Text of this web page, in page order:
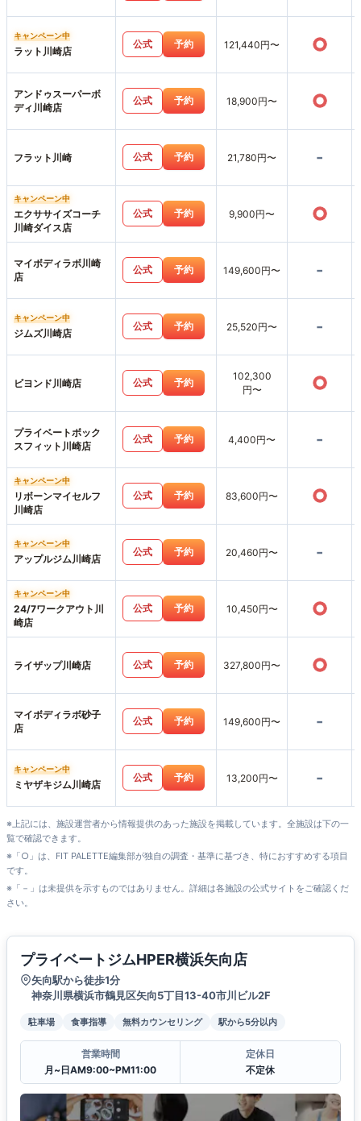
キャンペーン中
ラット川崎店
公式 予約 121,440円〜 ○
アンドゥスーパーボ
ディ川崎店
公式 予約 18,900円〜 ○
フラット川崎 公式 予約 21,780円〜 -
キャンペーン中
エクササイズコーチ
川崎ダイス店
公式 予約 9,900円〜 ○
マイボディラボ川崎
店
公式 予約 149,600円〜 -
キャンペーン中
ジムズ川崎店
公式 予約 25,520円〜 -
ビヨンド川崎店 公式 予約
102,300
円〜
○
プライベートボック
スフィット川崎店
公式 予約 4,400円〜 -
キャンペーン中
リボーンマイセルフ
川崎店
公式 予約 83,600円〜 ○
キャンペーン中
アップルジム川崎店
公式 予約 20,460円〜 -
キャンペーン中
24/7ワークアウト川
崎店
公式 予約 10,450円〜 ○
ライザップ川崎店 公式 予約 327,800円〜 ○
マイボディラボ砂子
店
公式 予約 149,600円〜 -
キャンペーン中
ミヤザキジム川崎店
公式 予約 13,200円〜 -
※上記には、施設運営者から情報提供のあった施設を掲載しています。全施設は下の一
覧で確認できます。
※「○」は、FIT PALETTE編集部が独自の調査・基準に基づき、特におすすめする項目
です。
※「－」は未提供を示すものではありません。詳細は各施設の公式サイトをご確認くだ
さい。
プライベートジムHPER横浜矢向店
矢向駅から徒歩1分
神奈川県横浜市鶴見区矢向5丁目13-40市川ビル2F
駐車場 食事指導 無料カウンセリング 駅から5分以内
営業時間
月~日AM9:00~PM11:00
定休日
不定休